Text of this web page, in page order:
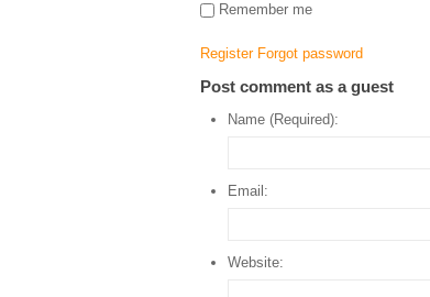
Remember me
Register Forgot password
Post comment as a guest
Name (Required):
Email:
Website: